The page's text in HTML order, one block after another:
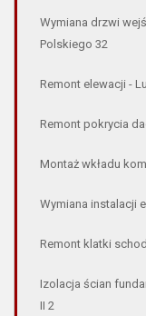
Wymiana drzwi
Polskiego 32
Remont elewacji -
Remont pokrycia
Montaż wkładu
Wymiana instalacji
Remont klatki
Izolacja ścian
II 2